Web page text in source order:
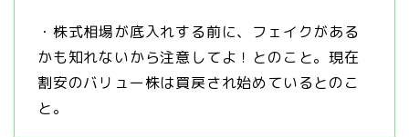
・株式相場が底入れする前に、フェイクがある
かも知れないから注意してよ！とのこと。現在
割安のバリュー株は買戻され始めているとのこ
と。